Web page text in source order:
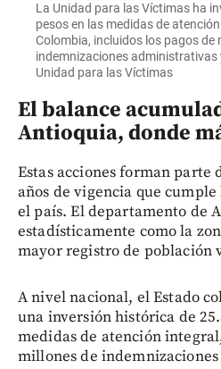
La Unidad para las Víctimas ha
pesos en las medidas de
Colombia, incluidos los pagos de
indemnizaciones administrativas
Unidad para las Víctimas
El balance
Antioquia, donde
Estas acciones forman parte
años de vigencia que
el país. El departamento de
estadísticamente como la
mayor registro de población
A nivel nacional, el Estado
una inversión histórica de
medidas de atención
millones de